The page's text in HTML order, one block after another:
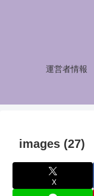
運営者情報
images (27)
X